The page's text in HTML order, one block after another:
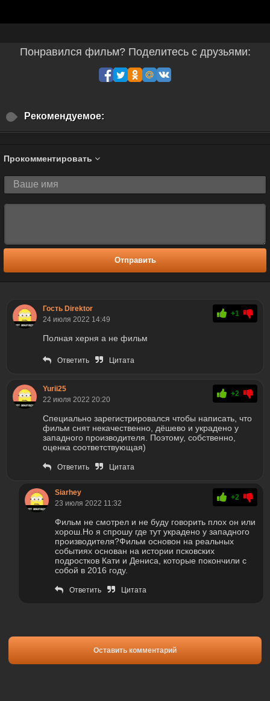
Понравился фильм? Поделитесь с друзьями:
Рекомендуемое:
Прокомментировать
Отправить
Гость Direktor
24 июля 2022 14:49
+1
Полная херня а не фильм
Ответить Цитата
Yurii25
22 июля 2022 20:20
+2
Специально зарегистрировался чтобы написать, что
фильм снят некачественно, дёшево и украдено у
западного производителя. Поэтому, собственно,
оценка соответствующая)
Ответить Цитата
Siarhey
23 июля 2022 11:32
+2
Фильм не смотрел и не буду говорить плох он или
хорош.Но я спрошу где тут украдено у западного
производителя?Фильм основон на реальных
событиях основан на истории псковских
подростков Кати и Дениса, которые покончили с
собой в 2016 году.
Ответить Цитата
Оставить комментарий